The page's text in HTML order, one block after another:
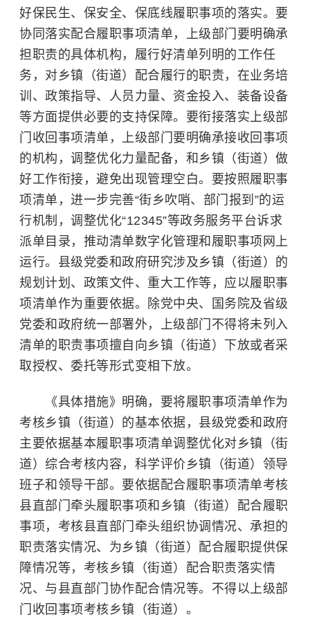
好保民生、保安全、保底线履职事项的落实。要
协同落实配合履职事项清单，上级部门要明确承
担职责的具体机构，履行好清单列明的工作任
务，对乡镇（街道）配合履行的职责，在业务培
训、政策指导、人员力量、资金投入、装备设备
等方面提供必要的支持保障。要衔接落实上级部
门收回事项清单，上级部门要明确承接收回事项
的机构，调整优化力量配备，和乡镇（街道）做
好工作衔接，避免出现管理空白。要按照履职事
项清单，进一步完善“街乡吹哨、部门报到”的运
行机制，调整优化“12345”等政务服务平台诉求
派单目录，推动清单数字化管理和履职事项网上
运行。县级党委和政府研究涉及乡镇（街道）的
规划计划、政策文件、重大工作等，应以履职事
项清单作为重要依据。除党中央、国务院及省级
党委和政府统一部署外，上级部门不得将未列入
清单的职责事项擅自向乡镇（街道）下放或者采
取授权、委托等形式变相下放。
《具体措施》明确，要将履职事项清单作为
考核乡镇（街道）的基本依据，县级党委和政府
主要依据基本履职事项清单调整优化对乡镇（街
道）综合考核内容，科学评价乡镇（街道）领导
班子和领导干部。要依据配合履职事项清单考核
县直部门牵头履职事项和乡镇（街道）配合履职
事项，考核县直部门牵头组织协调情况、承担的
职责落实情况、为乡镇（街道）配合履职提供保
障情况等，考核乡镇（街道）配合职责落实情
况、与县直部门协作配合情况等。不得以上级部
门收回事项考核乡镇（街道）。